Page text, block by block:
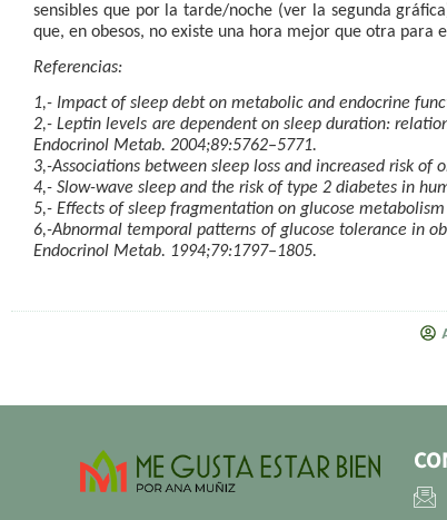
sensibles que por la tarde/noche (ver la segunda
que, en obesos, no existe una hora mejor que otra
Referencias:
1,- Impact of sleep debt on metabolic and endocrine
2,- Leptin levels are dependent on sleep duration:
Endocrinol Metab. 2004;89:5762–5771.
3,-Associations between sleep loss and increased risk of
4,- Slow-wave sleep and the risk of type 2 diabetes in
5,- Effects of sleep fragmentation on glucose
6,-Abnormal temporal patterns of glucose tolerance in
Endocrinol Metab. 1994;79:1797–1805.